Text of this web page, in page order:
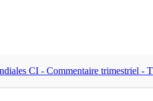
CI - Commentaire trimestriel -